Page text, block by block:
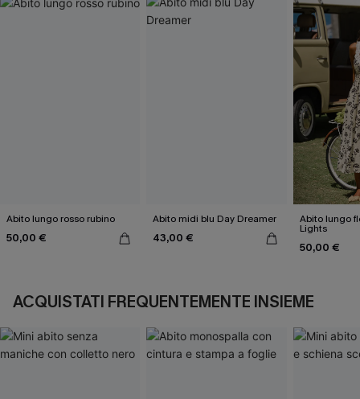
Abito lungo rosso rubino
50,00 €
Abito midi blu Day Dreamer
43,00 €
Abito lungo
Lights
50,00 €
ACQUISTATI FREQUENTEMENTE INSIEME